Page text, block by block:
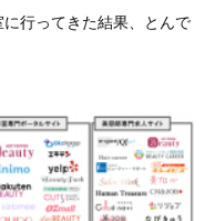
行ってきた結果、とんで